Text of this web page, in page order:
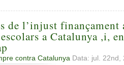
de l’injust
a Catalunya ,i,
contra Catalunya Data: jul.